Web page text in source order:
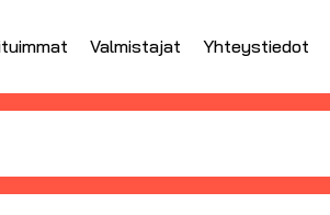
Valmistajat Yhteystiedot